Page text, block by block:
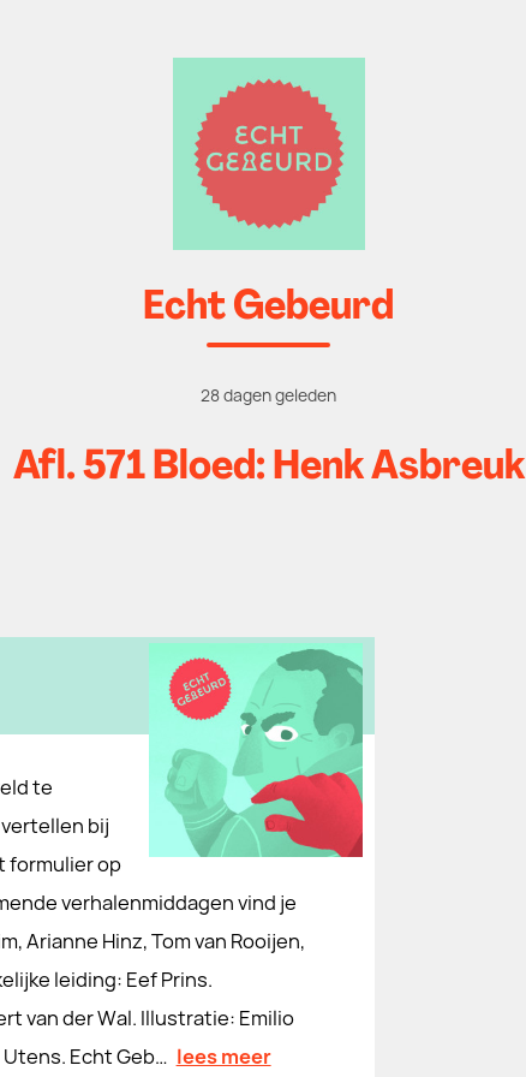
Echt Gebeurd
28 dagen geleden
Afl. 571 Bloed: Henk Asbreuk
te
bij
formulier op
verhalenmiddagen vind je
Arianne Hinz, Tom van Rooijen,
leiding: Eef Prins.
van der Wal. Illustratie: Emilio
Echt Geb… lees meer